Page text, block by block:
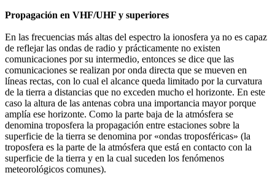
Propagación en VHF/UHF y superiores
En las frecuencias más altas del espectro la ionosfera ya no es capaz
de reflejar las ondas de radio y prácticamente no existen
comunicaciones por su intermedio, entonces se dice que las
comunicaciones se realizan por onda directa que se mueven en
líneas rectas, con lo cual el alcance queda limitado por la curvatura
de la tierra a distancias que no exceden mucho el horizonte. En este
caso la altura de las antenas cobra una importancia mayor porque
amplía ese horizonte. Como la parte baja de la atmósfera se
denomina troposfera la propagación entre estaciones sobre la
superficie de la tierra se denomina por «ondas troposféricas» (la
troposfera es la parte de la atmósfera que está en contacto con la
superficie de la tierra y en la cual suceden los fenómenos
meteorológicos comunes).